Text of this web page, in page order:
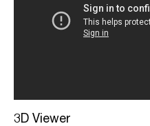
3D Viewer